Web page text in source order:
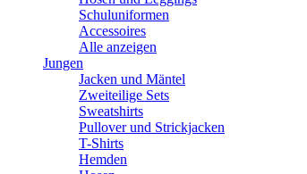
Schuluniformen
Accessoires
Alle anzeigen
Jungen
Jacken und Mäntel
Zweiteilige Sets
Sweatshirts
Pullover und Strickjacken
T-Shirts
Hemden